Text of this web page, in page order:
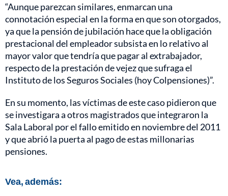
“Aunque parezcan similares, enmarcan una
connotación especial en la forma en que son otorgados,
ya que la pensión de jubilación hace que la obligación
prestacional del empleador subsista en lo relativo al
mayor valor que tendría que pagar al extrabajador,
respecto de la prestación de vejez que sufraga el
Instituto de los Seguros Sociales (hoy Colpensiones)”.
En su momento, las víctimas de este caso pidieron que
se investigara a otros magistrados que integraron la
Sala Laboral por el fallo emitido en noviembre del 2011
y que abrió la puerta al pago de estas millonarias
pensiones.
Vea, además: